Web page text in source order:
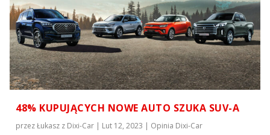
48% KUPUJĄCYCH NOWE AUTO SZUKA SUV-A
przezŁukasz z Dixi-Car | Lut 12, 2023 | Opinia Dixi-Car